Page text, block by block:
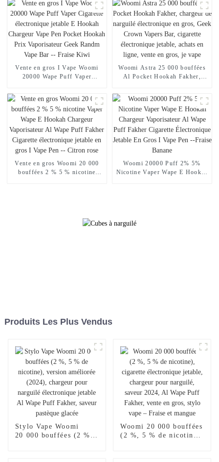
Narguilé Vaporisateur Achats
en ligne Randm Vape --
Mangue Pêche Pastèque
Vaporisateur Achats en ligne
Randm Vape -- Miami Mint
Vente en gros I Vape Woomi
20000 Wape Puff Vaper
Pocket Hookah Prix
Vaporisateur Geek Randm Vape
Bar -- Fraise Kiwi
Woomi Astra 25 000 bouffées
Al Pocket Hookah Fakher,
Crown Vapers Bar, cigarette
électronique jetable, achats en
ligne, vente en gros, je vape
Vente en gros Woomi 20 000
bouffées 2 % 5 % nicotine
Woomi 20000 Puff 2% 5%
Nicotine Vaper Wape E Hookah
Produits Les Plus Vendus
Stylo Vape Woomi
20 000 bouffées (2 %,
Woomi 20 000 bouffées
(2 %, 5 % de nicotine),